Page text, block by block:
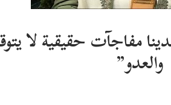
مفاجآت حقيقية لا
والعدو”